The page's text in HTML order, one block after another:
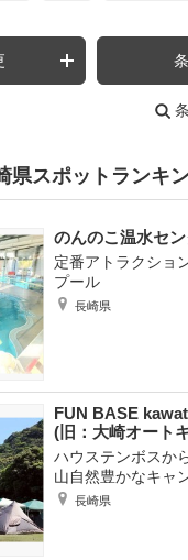
県スポットランキ
のんのこ温水セ
定番アトラクショ
プール
長崎県
FUN BASE
(旧：大崎オート
ハウステンボスか
山自然豊かなキャ
長崎県